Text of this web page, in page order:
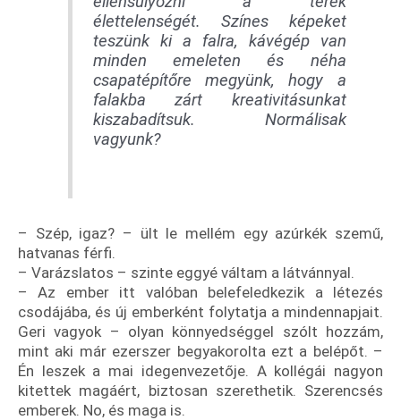
élettelenségét. Színes képeket
teszünk ki a falra, kávégép van
minden emeleten és néha
csapatépítőre megyünk, hogy a
falakba zárt kreativitásunkat
kiszabadítsuk. Normálisak
vagyunk?
– Szép, igaz? – ült le mellém egy azúrkék szemű,
hatvanas férfi.
– Varázslatos – szinte eggyé váltam a látvánnyal.
– Az ember itt valóban belefeledkezik a létezés
csodájába, és új emberként folytatja a mindennapjait.
Geri vagyok – olyan könnyedséggel szólt hozzám,
mint aki már ezerszer begyakorolta ezt a belépőt. –
Én leszek a mai idegenvezetője. A kollégái nagyon
kitettek magáért, biztosan szerethetik. Szerencsés
emberek. No, és maga is.